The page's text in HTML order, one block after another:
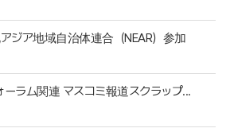
ジア地域自治体連合（NEAR）参加
ラム関連 マスコミ報道スクラップ...